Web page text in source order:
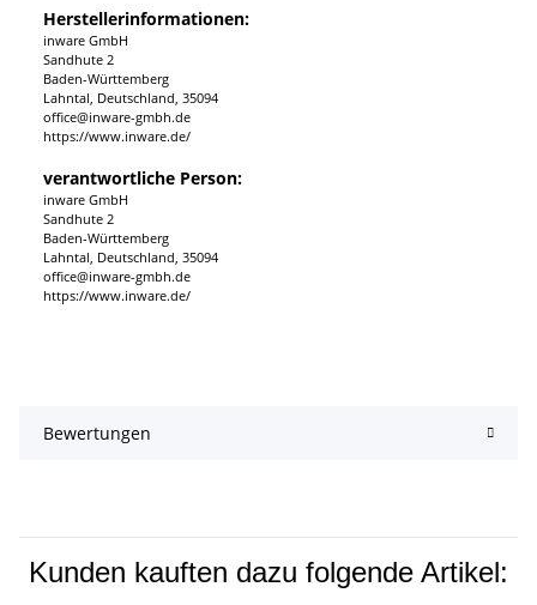
Herstellerinformationen:
inware GmbH
Sandhute 2
Baden-Württemberg
Lahntal, Deutschland, 35094
office@inware-gmbh.de
https://www.inware.de/
verantwortliche Person:
inware GmbH
Sandhute 2
Baden-Württemberg
Lahntal, Deutschland, 35094
office@inware-gmbh.de
https://www.inware.de/
Bewertungen
Kunden kauften dazu folgende Artikel: